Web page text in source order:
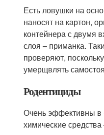
Есть ловушки на
наносят на картон,
контейнера с двумя
слоя – приманка.
проверяют,
умерщвлять
Родентициды
Очень эффективны в
химические